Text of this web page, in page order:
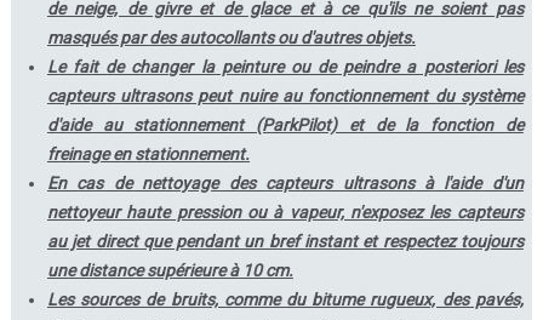
de neige, de givre et de glace et à ce qu'ils ne soient pas
masqués par des autocollants ou d'autres objets.
Le fait de changer la peinture ou de peindre a posteriori les
capteurs ultrasons peut nuire au fonctionnement du système
d'aide au stationnement (ParkPilot) et de la fonction de
freinage en stationnement.
En cas de nettoyage des capteurs ultrasons à l'aide d'un
nettoyeur haute pression ou à vapeur, n'exposez les capteurs
au jet direct que pendant un bref instant et respectez toujours
une distance supérieure à 10 cm.
Les sources de bruits, comme du bitume rugueux, des pavés,